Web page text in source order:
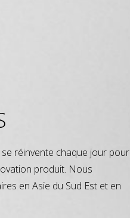
réinvente chaque jour pour
produit. Nous
en Asie du Sud Est et en